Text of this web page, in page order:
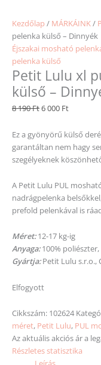
Kezdőlap / MÁRKÁINK/
pelenka külső – Dinnyék
Éjszakai mosható
pelenka külső
Petit Lulu xl
külső –
8 190Ft6 000 Ft
Ez a gyönyörű külső
garantáltan nem hagy
szegélyeknek
A Petit Lulu PUL
nadrágpelenka
prefold pelenkával is
Méret:12-17 kg-ig
Anyaga: 100%
Gyártja:Petit Lulu s.r.o.,
Elfogyott
Cikkszám: 102624
méret, Petit Lulu, PUL
Az aktuális akciós ár a
Részletes statisztika